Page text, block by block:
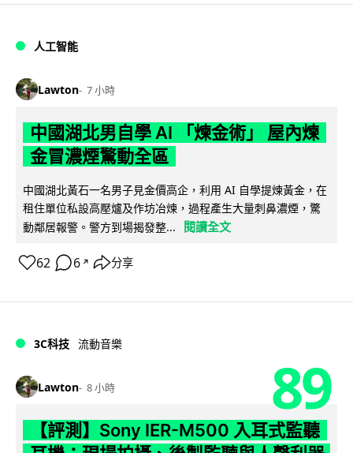
人工智能
Lawton 7 小時
中國湖北男自學 AI 「煉金術」 屋內煉
金冒濃煙驚動全區
中國湖北黃石一名男子見金價高企，利用 AI 自學提煉黃金，在
租住單位私設高壓爐及作坊冶煉，過程產生大量刺鼻濃煙，驚
動鄰居報警。警方到場揭發整...
閱讀全文
62 6 ↗ 分享
3C科技 流動音樂
Lawton 8 小時 89
【評測】Sony IER-M500 入耳式監聽